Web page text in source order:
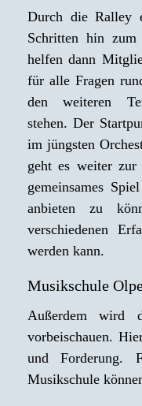
Durch die Ralley
Schritten hin zum
helfen dann
für alle Fragen
den weiteren
stehen. Der
im jüngsten
geht es weiter zur
gemeinsames
anbieten zu
verschiedenen
werden kann.
Musikschule
Außerdem wird
vorbeischauen.
und Forderung.
Musikschule